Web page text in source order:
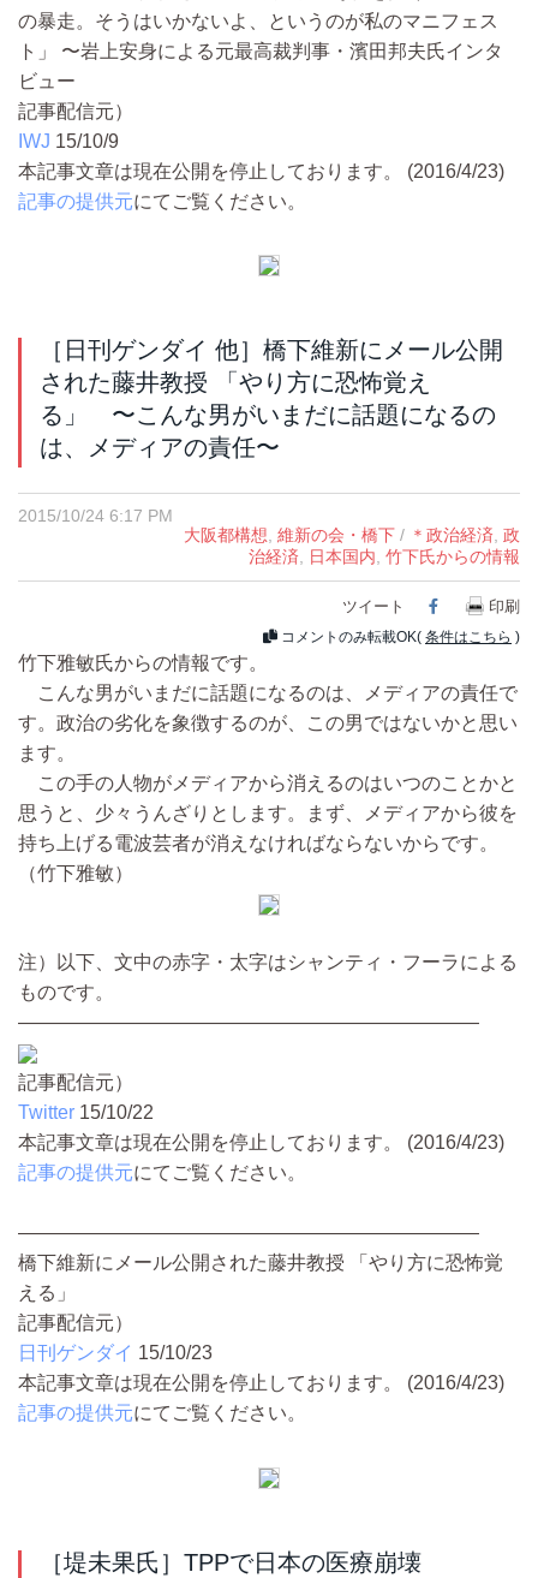
の暴走。そうはいかないよ、というのが私のマニフェス
ト」 〜岩上安身による元最高裁判事・濱田邦夫氏インタ
ビュー
記事配信元）
IWJ 15/10/9
本記事文章は現在公開を停止しております。 (2016/4/23)
記事の提供元にてご覧ください。
［日刊ゲンダイ 他］橋下維新にメール公開
された藤井教授 「やり方に恐怖覚え
る」 〜こんな男がいまだに話題になるの
は、メディアの責任〜
2015/10/24 6:17 PM
大阪都構想, 維新の会・橋下 / ＊政治経済, 政
治経済, 日本国内, 竹下氏からの情報
ツイート Facebook
印刷
コメントのみ転載OK( 条件はこちら )
竹下雅敏氏からの情報です。
こんな男がいまだに話題になるのは、メディアの責任で
す。政治の劣化を象徴するのが、この男ではないかと思い
ます。
この手の人物がメディアから消えるのはいつのことかと
思うと、少々うんざりとします。まず、メディアから彼を
持ち上げる電波芸者が消えなければならないからです。
（竹下雅敏）
注）以下、文中の赤字・太字はシャンティ・フーラによる
ものです。
――――――――――――――――――――――――
記事配信元）
Twitter 15/10/22
本記事文章は現在公開を停止しております。 (2016/4/23)
記事の提供元にてご覧ください。
――――――――――――――――――――――――
橋下維新にメール公開された藤井教授 「やり方に恐怖覚
える」
記事配信元）
日刊ゲンダイ 15/10/23
本記事文章は現在公開を停止しております。 (2016/4/23)
記事の提供元にてご覧ください。
［堤未果氏］TPPで日本の医療崩壊